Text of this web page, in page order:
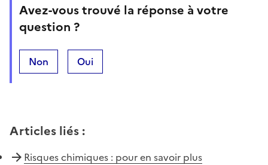
Avez-vous trouvé la réponse à votre
question ?
Non Oui
Articles liés :
Risques chimiques : pour en savoir plus